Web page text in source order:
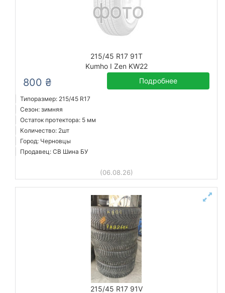
215/45 R17 91T
Kumho I Zen KW22
800 ₴ Подробнее
Типоразмер: 215/45 R17
Сезон: зимняя
Остаток протектора: 5 мм
Количество: 2шт
Город: Черновцы
Продавец: СВ Шина БУ
(06.08.26)
215/45 R17 91V